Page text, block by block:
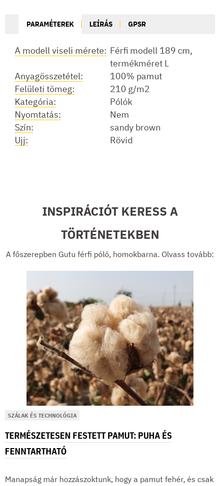
PARAMÉTEREK LEÍRÁS GPSR
A modell viseli mérete: Férfi modell 189 cm,
termékméret L
Anyagösszetétel:
100% pamut
Felületi tömeg:
210 g/m2
Kategória:
Pólók
Nyomtatás:
Nem
Szín:
sandy brown
Ujj:
Rövid
INSPIRÁCIÓT KERESS A
TÖRTÉNETEKBEN
A főszerepben Gutu férfi póló, homokbarna. Olvass tovább:
SZÁLAK ÉS TECHNOLÓGIA
TERMÉSZETESEN FESTETT PAMUT: PUHA ÉS
FENNTARTHATÓ
Manapság már hozzászoktunk, hogy a pamut fehér, és csak